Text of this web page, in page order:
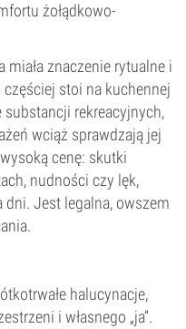
żołądkowo-
miała znaczenie rytualne i
stoi na kuchennej
substancji rekreacyjnych,
wciąż sprawdzają jej
cenę: skutki
nudności czy lęk,
Jest legalna, owszem
halucynacje,
i własnego „ja”.